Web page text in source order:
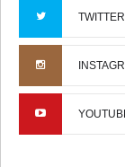
TWITTER